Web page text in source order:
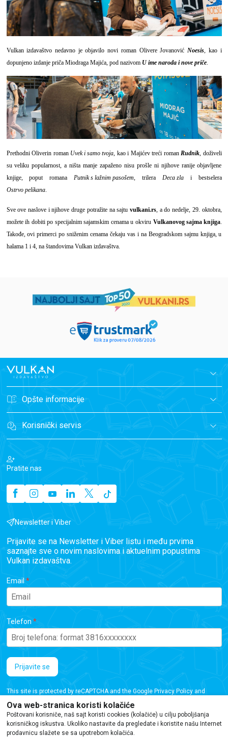
Vulkan izdavaštvo nedavno je objavilo novi roman Olivere JovanovićNoesis, kao i
dopunjeno izdanje priča Miodraga Majića, pod nazivom U ime naroda i nove priče.
Prethodni Oliverin roman Uvek i samo tvoja, kao i Majićev treći roman Rudnik, doživeli
su veliku popularnost, a ništa manje zapaženo nisu prošle ni njihove ranije objavljene
knjige, poput romanaPutnik s lažnim pasošem, trilera Deca zlai bestselera
Ostrvo pelikana.
Sve ove naslove i njihove druge potražite na sajtu vulkani.rs, a do nedelje, 29. oktobra,
možete ih dobiti po specijalnim sajamskim cenama u okviru Vulkanovog sajma knjiga.
Takođe, ovi primerci po sniženim cenama čekaju vas i na Beogradskom sajmu knjiga, u
halama 1 i 4, na štandovima Vulkan izdavaštva.
Opšte informacije
Korisnički servis
Pratite nas
Newsletter i Viber
Prijavite se na Newsletter i Viber listu i među prvima
saznajte sve o novim naslovima i aktuelnim popustima
Vulkan izdavaštva.
Email
Telefon
Prijavite se
This site is protected by reCAPTCHA and the Google Privacy Policyand
Terms of Service
apply.
Ova web-stranica koristi kolačiće
Poštovani korisniče, naš sajt koristi cookies (kolačiće) u cilju poboljšanja
korisničkog iskustva. Ukoliko nastavite da pregledate i koristite našu Internet
prodavnicu slažete se sa upotrebom kolačića.